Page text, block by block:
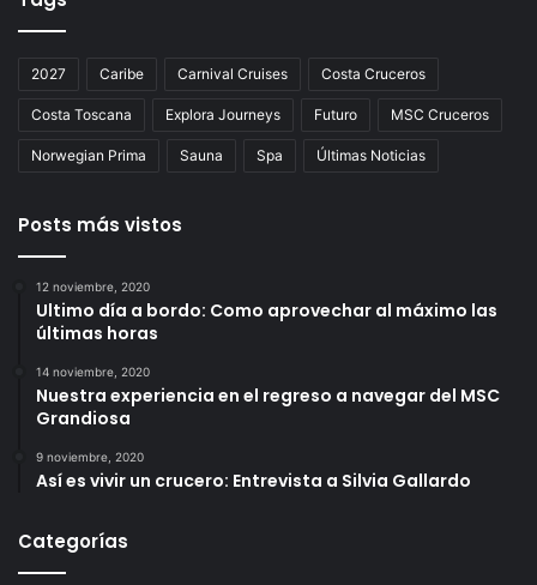
2027 Caribe Carnival Cruises Costa Cruceros
Costa Toscana Explora Journeys Futuro MSC Cruceros
Norwegian Prima Sauna Spa Últimas Noticias
Posts más vistos
12 noviembre, 2020
Ultimo día a bordo: Como aprovechar al máximo las
últimas horas
14 noviembre, 2020
Nuestra experiencia en el regreso a navegar del MSC
Grandiosa
9 noviembre, 2020
Así es vivir un crucero: Entrevista a Silvia Gallardo
Categorías